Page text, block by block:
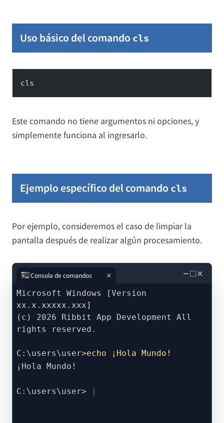
Uso básico del comando cls
cls
Este comando no tiene argumentos ni opciones, y
simplemente funciona al ingresarlo.
Ejemplo específico del comando cls
Por ejemplo, consideremos el caso de limpiar la
pantalla después de realizar algún procesamiento.
－□×
Consola de comandos
Microsoft Windows [Version
xx.x.xxxxx.xxx]
(c) 2026 Ribbit App Development All
rights reserved.
C:\users\user>echo ¡Hola Mundo!
¡Hola Mundo!
C:\users\user>